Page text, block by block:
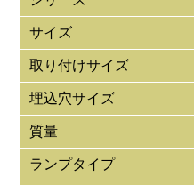
サイズ
取り付けサイズ
埋込穴サイズ
質量
ランプタイプ